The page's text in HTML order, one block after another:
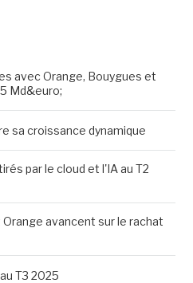
avec Orange, Bouygues et
Md&euro;
sa croissance dynamique
par le cloud et l'IA au T2
avancent sur le rachat
T3 2025